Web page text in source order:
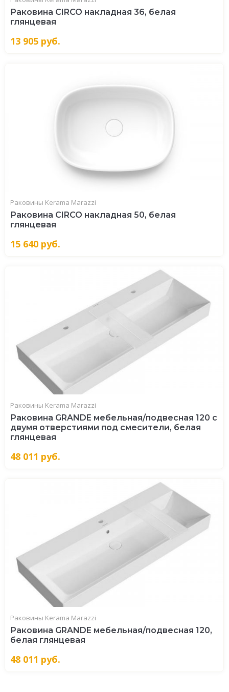
Раковина CIRCO накладная 36, белая
глянцевая
13 905 руб.
Раковины Kerama Marazzi
Раковина CIRCO накладная 50, белая
глянцевая
15 640 руб.
Раковины Kerama Marazzi
Раковина GRANDE мебельная/подвесная 120 c
двумя отверстиями под смесители, белая
глянцевая
48 011 руб.
Раковины Kerama Marazzi
Раковина GRANDE мебельная/подвесная 120,
белая глянцевая
48 011 руб.